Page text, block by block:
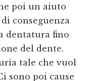
poi un aiuto
conseguenza
dentatura fino
del dente.
tale che vuol
sono poi cause